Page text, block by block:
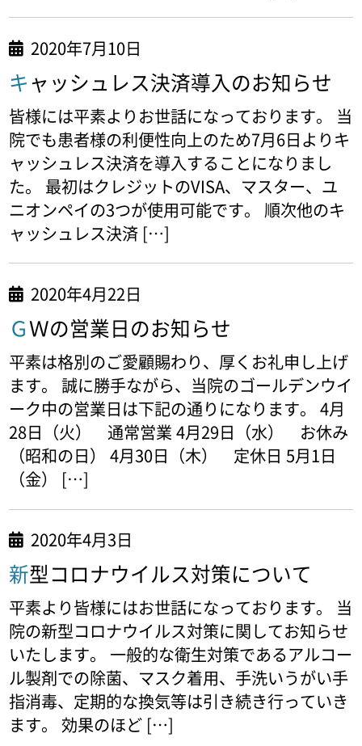
2020年7月10日
キャッシュレス決済導入のお知らせ
皆様には平素よりお世話になっております。 当
院でも患者様の利便性向上のため7月6日よりキ
ャッシュレス決済を導入することになりまし
た。 最初はクレジットのVISA、マスター、ユ
ニオンペイの3つが使用可能です。 順次他のキ
ャッシュレス決済 […]
2020年4月22日
ＧＷの営業日のお知らせ
平素は格別のご愛顧賜わり、厚くお礼申し上げ
ます。 誠に勝手ながら、当院のゴールデンウイ
ーク中の営業日は下記の通りになります。 4月
28日（火） 通常営業 4月29日（水） お休み
（昭和の日） 4月30日（木） 定休日 5月1日
（金） […]
2020年4月3日
新型コロナウイルス対策について
平素より皆様にはお世話になっております。 当
院の新型コロナウイルス対策に関してお知らせ
いたします。 一般的な衛生対策であるアルコー
ル製剤での除菌、マスク着用、手洗いうがい手
指消毒、定期的な換気等は引き続き行っていき
ます。 効果のほど […]